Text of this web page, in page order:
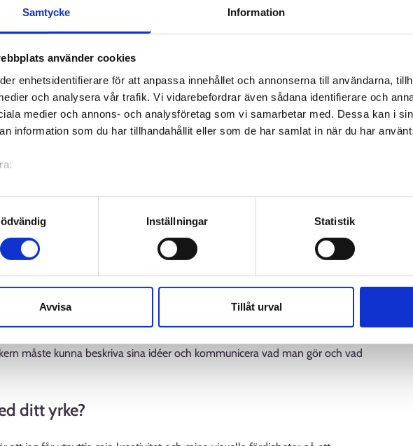
Samtycke Information
använder cookies
enhetsidentifierare för att anpassa innehållet och annonserna till användarna,
och analysera vår trafik. Vi vidarebefordrar även sådana identifierare och
medier och annons- och analysföretag som vi samarbetar med. Dessa kan i
information som du har tillhandahållit eller som de har samlat in när du har
och behandling av personuppgifter
Inställningar Statistik
Avvisa Tillåt urval
eller arbetsvecka.
till exempel att rita skisser av nya saker som kommer till spelet samt att
och 2D- och 3D-spelgrafik med bildbehandlingsprogram. 3D-designen
att den även omfattar modellering och skapande av texturer. Innan
fungerar.
eller vilka är dina arbetstider?
och en del av mina arbetskamrater är utomlands. Vi håller kontakten
Min arbetstid är 8 timmar per dag.
egenskaper krävs i yrket?
bildbehandlingsprogram och 2D- eller 3D-kompetens samt färdigheter i
kreativitet. För att skapa spelgrafik krävs också problemlösningsförmåga.
interaktionsfärdigheter, eftersom man arbetar tillsammans med
måste kunna beskriva sina idéer och kommunicera vad man gör och vad
ditt yrke?